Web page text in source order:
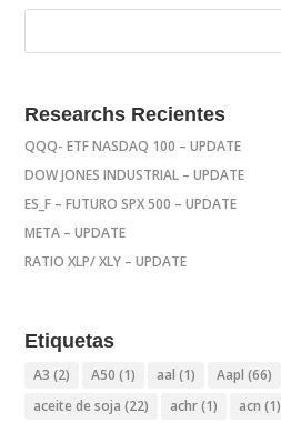
Researchs Recientes
QQQ- ETF NASDAQ 100 – UPDATE
DOW JONES INDUSTRIAL – UPDATE
ES_F – FUTURO SPX 500 – UPDATE
META – UPDATE
RATIO XLP/ XLY – UPDATE
Etiquetas
A3 (2) A50 (1) aal (1) Aapl (66)
aceite de soja (22) achr(1) acn (1)